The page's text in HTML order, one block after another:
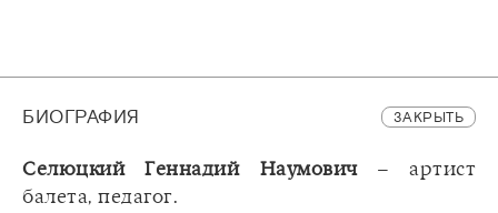
БИОГРАФИЯ ЗАКРЫТЬ
Селюцкий Геннадий Наумович– артист
балета, педагог.